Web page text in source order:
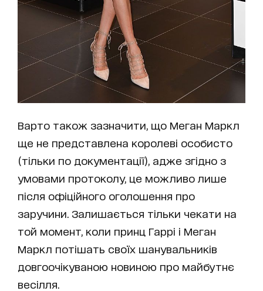
Варто також зазначити, що Меган Маркл
ще не представлена королеві особисто
(тільки по документації), адже згідно з
умовами протоколу, це можливо лише
після офіційного оголошення про
заручини. Залишається тільки чекати на
той момент, коли принц Гаррі і Меган
Маркл потішать своїх шанувальників
довгоочікуваною новиною про майбутнє
весілля.